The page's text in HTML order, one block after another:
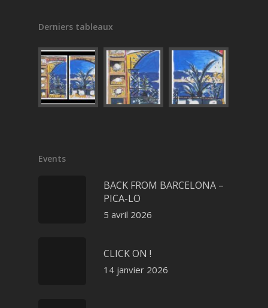
Derniers tableaux
Events
BACK FROM BARCELONA –
PICA-LO
5 avril 2026
CLICK ON !
14 janvier 2026